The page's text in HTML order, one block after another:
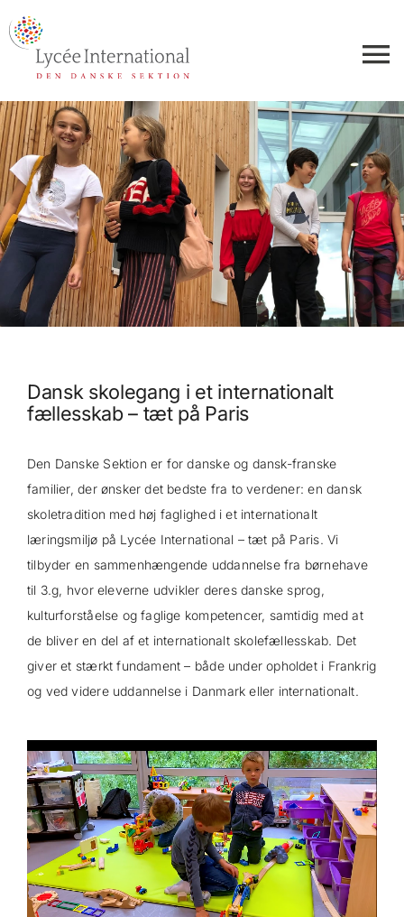
to
content
Uddannelse
Skoleliv
Optagelse
Samarbejde
🇫🇷
Dansk skolegang i et internationalt
fællesskab – tæt på Paris
Den Danske Sektion er for danske og dansk-franske
familier, der ønsker det bedste fra to verdener: en dansk
skoletradition med høj faglighed i et internationalt
læringsmiljø på Lycée International – tæt på Paris. Vi
tilbyder en sammenhængende uddannelse fra børnehave
til 3.g, hvor eleverne udvikler deres danske sprog,
kulturforståelse og faglige kompetencer, samtidig med at
de bliver en del af et internationalt skolefællesskab. Det
giver et stærkt fundament – både under opholdet i Frankrig
og ved videre uddannelse i Danmark eller internationalt.